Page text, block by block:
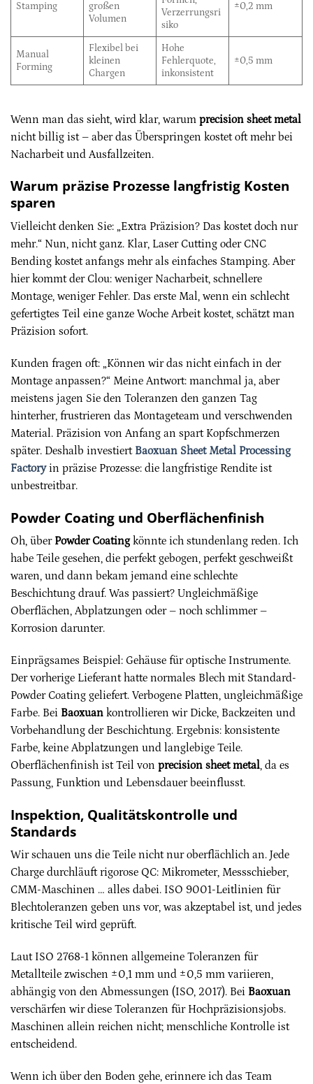
Stamping
großen
Volumen
Verzerrungsri
siko
±0,2 mm
Manual
Forming
Flexibel bei
kleinen
Chargen
Hohe
Fehlerquote,
inkonsistent
±0,5 mm
Wenn man das sieht, wird klar, warum precision sheet metal
nicht billig ist – aber das Überspringen kostet oft mehr bei
Nacharbeit und Ausfallzeiten.
Warum präzise Prozesse langfristig Kosten
sparen
Vielleicht denken Sie: „Extra Präzision? Das kostet doch nur
mehr.“ Nun, nicht ganz. Klar, Laser Cutting oder CNC
Bending kostet anfangs mehr als einfaches Stamping. Aber
hier kommt der Clou: weniger Nacharbeit, schnellere
Montage, weniger Fehler. Das erste Mal, wenn ein schlecht
gefertigtes Teil eine ganze Woche Arbeit kostet, schätzt man
Präzision sofort.
Kunden fragen oft: „Können wir das nicht einfach in der
Montage anpassen?“ Meine Antwort: manchmal ja, aber
meistens jagen Sie den Toleranzen den ganzen Tag
hinterher, frustrieren das Montageteam und verschwenden
Material. Präzision von Anfang an spart Kopfschmerzen
später. Deshalb investiert Baoxuan Sheet Metal Processing
Factoryin präzise Prozesse: die langfristige Rendite ist
unbestreitbar.
Powder Coating und Oberflächenfinish
Oh, über Powder Coatingkönnte ich stundenlang reden. Ich
habe Teile gesehen, die perfekt gebogen, perfekt geschweißt
waren, und dann bekam jemand eine schlechte
Beschichtung drauf. Was passiert? Ungleichmäßige
Oberflächen, Abplatzungen oder – noch schlimmer –
Korrosion darunter.
Einprägsames Beispiel: Gehäuse für optische Instrumente.
Der vorherige Lieferant hatte normales Blech mit Standard-
Powder Coating geliefert. Verbogene Platten, ungleichmäßige
Farbe. Bei Baoxuan kontrollieren wir Dicke, Backzeiten und
Vorbehandlung der Beschichtung. Ergebnis: konsistente
Farbe, keine Abplatzungen und langlebige Teile.
Oberflächenfinish ist Teil von precision sheet metal, da es
Passung, Funktion und Lebensdauer beeinflusst.
Inspektion, Qualitätskontrolle und
Standards
Wir schauen uns die Teile nicht nur oberflächlich an. Jede
Charge durchläuft rigorose QC: Mikrometer, Messschieber,
CMM-Maschinen … alles dabei. ISO 9001-Leitlinien für
Blechtoleranzen geben uns vor, was akzeptabel ist, und jedes
kritische Teil wird geprüft.
Laut ISO 2768-1 können allgemeine Toleranzen für
Metallteile zwischen ±0,1 mm und ±0,5 mm variieren,
abhängig von den Abmessungen (ISO, 2017). Bei Baoxuan
verschärfen wir diese Toleranzen für Hochpräzisionsjobs.
Maschinen allein reichen nicht; menschliche Kontrolle ist
entscheidend.
Wenn ich über den Boden gehe, erinnere ich das Team